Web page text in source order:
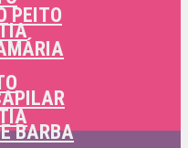
BARBA
PEITO